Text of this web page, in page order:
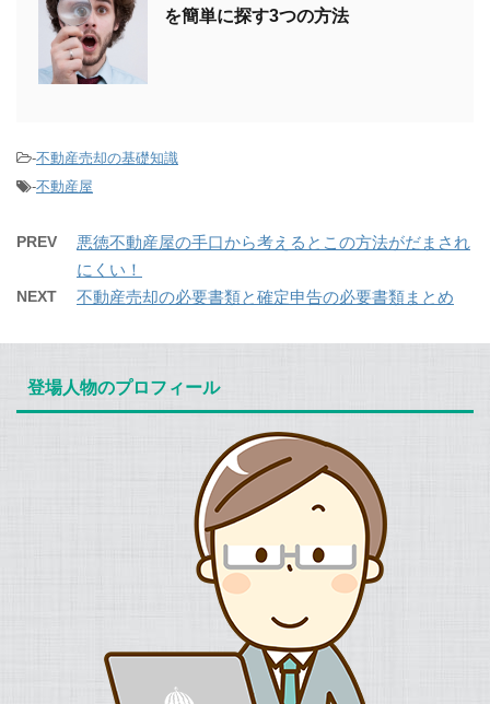
を簡単に探す3つの方法
-不動産売却の基礎知識
-不動産屋
PREV
悪徳不動産屋の手口から考えるとこの方法がだまされ
にくい！
NEXT 不動産売却の必要書類と確定申告の必要書類まとめ
登場人物のプロフィール